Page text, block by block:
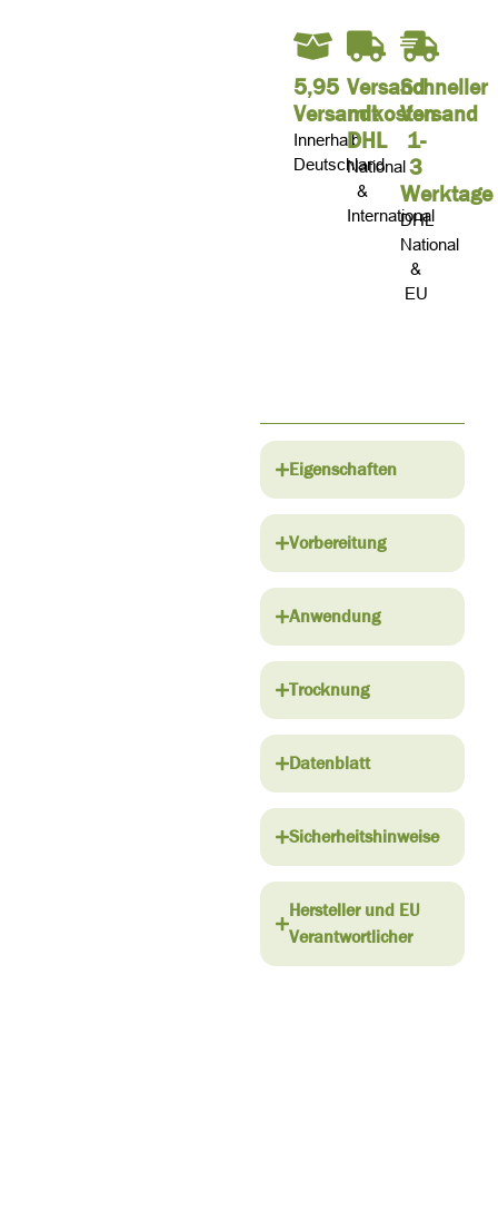
5,95
Versandkosten
Innerhalb
Deutschland
Versand
mit
DHL
National
&
International
Schneller
Versand
1-
3
Werktage
DHL
National
&
EU
Eigenschaften
Vorbereitung
Anwendung
Trocknung
Datenblatt
Sicherheitshinweise
Hersteller und EU
Verantwortlicher